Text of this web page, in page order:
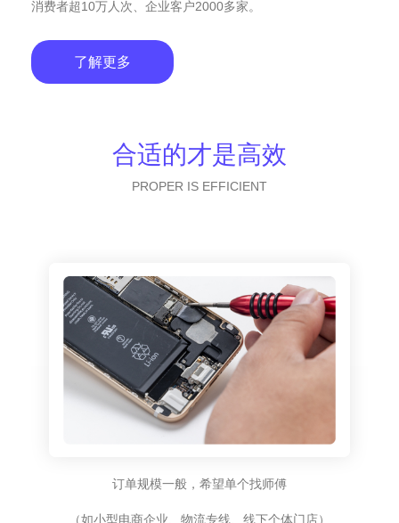
消费者超10万人次、企业客户2000多家。
了解更多
合适的才是高效
PROPER IS EFFICIENT
订单规模一般，希望单个找师傅
（如小型电商企业、物流专线、线下个体门店）